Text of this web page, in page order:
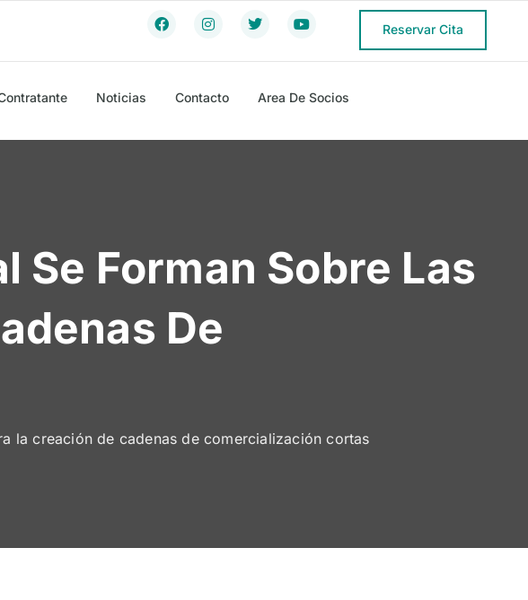
Reservar Cita
Noticias Contacto Area De Socios
Se Forman Sobre Las
De
la creación de cadenas de comercialización cortas